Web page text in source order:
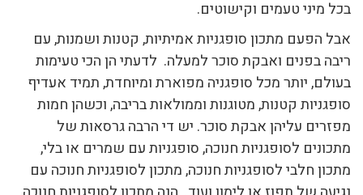
בכל מיני טעמים וקישוטים.
אבל הפעם מתכון סופגניות אמיתיות, קטנות ושמנות, עם
ריבה בפנים ואבקת סוכר למעלה. לדעתי הן הכי טעימות
בעולם, יותר מכל סופגניה מפוארת ומיוחדת, תמיד אעדיף
סופגניות קטנות, מטוגנות וממולאות בריבה, וכשהן חמות
מפזרים עליהן אבקת סוכר. יש די הרבה גרסאות של
מתכונים לסופגניות חנוכה, סופגניות עם שמרים או בלי,
מתכון חלבי לסופגניות חנוכה, מתכון לסופגניות חנוכה עם